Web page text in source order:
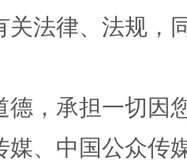
塑工作
关法律、法规，
德，承担一切因
媒、中国公众传